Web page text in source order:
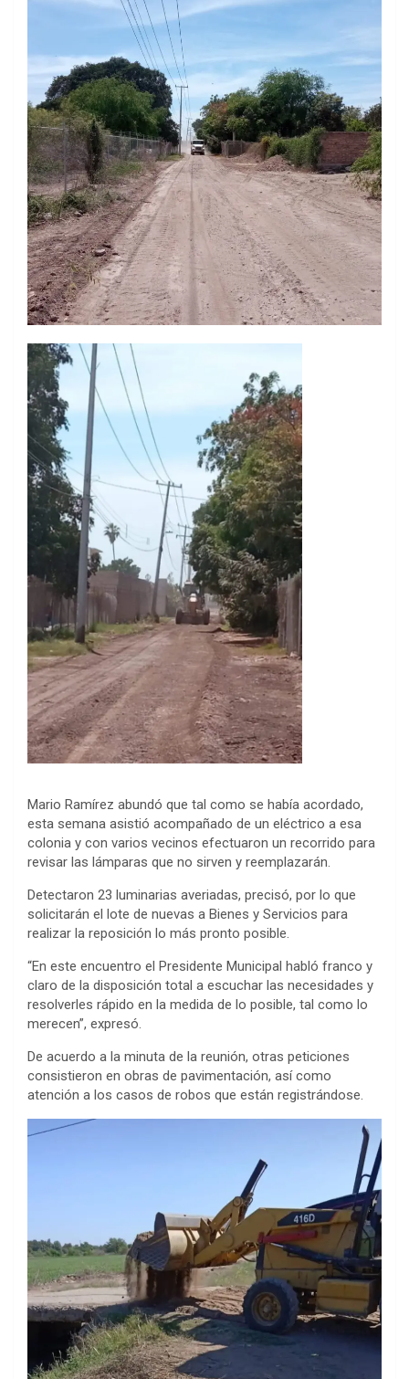
Mario Ramírez abundó que tal como se había acordado,
esta semana asistió acompañado de un eléctrico a esa
colonia y con varios vecinos efectuaron un recorrido para
revisar las lámparas que no sirven y reemplazarán.
Detectaron 23 luminarias averiadas, precisó, por lo que
solicitarán el lote de nuevas a Bienes y Servicios para
realizar la reposición lo más pronto posible.
“En este encuentro el Presidente Municipal habló franco y
claro de la disposición total a escuchar las necesidades y
resolverles rápido en la medida de lo posible, tal como lo
merecen”, expresó.
De acuerdo a la minuta de la reunión, otras peticiones
consistieron en obras de pavimentación, así como
atención a los casos de robos que están registrándose.